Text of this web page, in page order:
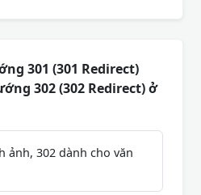
301 (301 Redirect)
302 (302 Redirect) ở
ảnh, 302 dành cho văn